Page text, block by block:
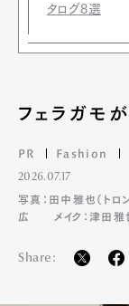
タログ8選
フェラガモ
PR Fashion
2026.07.17
写真：田中雅也（トロ
広
メイク：津田雅
Share: